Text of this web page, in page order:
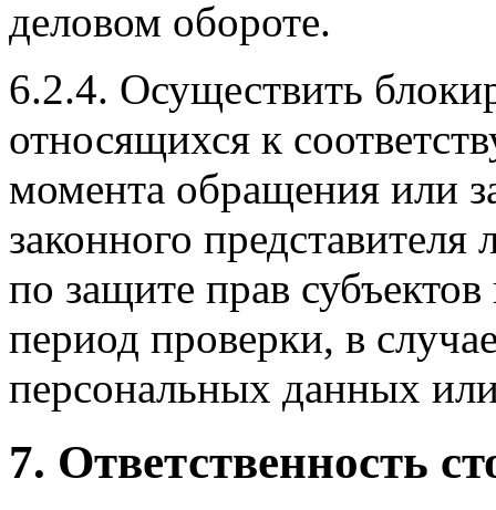
деловом обороте.
6.2.4. Осуществить
относящихся к
момента обращения или
законного
по защите прав
период проверки, в
персональных данных
7. Ответственность